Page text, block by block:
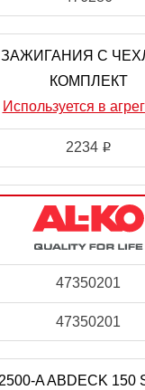
С
КОМПЛЕКТ
Используется в
2234 i
47350201
47350201
A ABDECK 150